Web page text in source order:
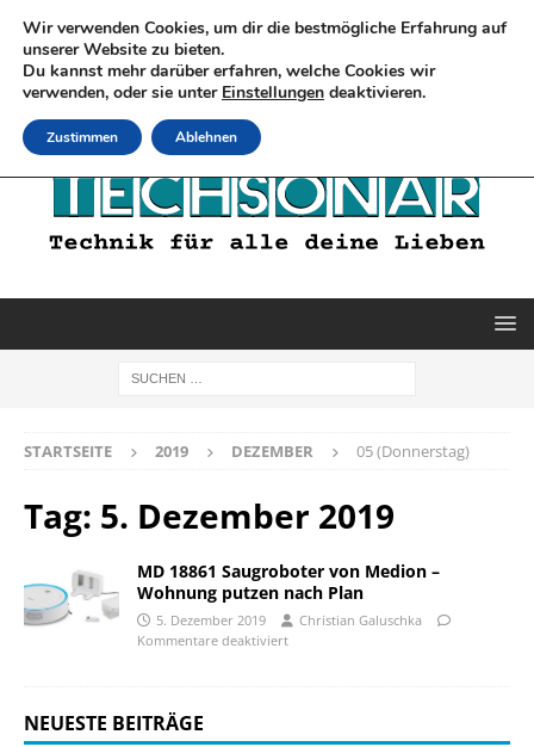
STARTSEITE 2019 DEZEMBER 05 (Donnerstag)
Tag: 5. Dezember 2019
MD 18861 Saugroboter von Medion –
Wohnung putzen nach Plan
5. Dezember 2019
Christian Galuschka
Kommentare deaktiviert
NEUESTE BEITRÄGE
Wir verwenden Cookies, um dir die bestmögliche Erfahrung auf
unserer Website zu bieten.
Du kannst mehr darüber erfahren, welche Cookies wir
verwenden, oder sie unter Einstellungen deaktivieren.
Zustimmen Ablehnen